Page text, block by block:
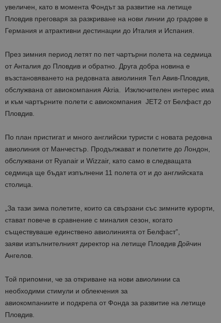
увеличен, като в момента Фондът за развитие на летище
Пловдив преговаря за разкриване на нови линии до градове в
Германия и атрактивни дестинации до Италия и Испания.
През зимния период летят по пет чартърни полета на седмица
от Анталия до Пловдив и обратно. Друга добра новина е
възстановяването на редовната авиолиния Тел Авив-Пловдив,
обслужвана от авиокомпания Akria. Изключителен интерес има
и към чартърните полети с авиокомпания JET2 от Белфаст до
Пловдив.
По план пристигат и много английски туристи с новата редовна
авиолиния от Манчестър. Продължават и полетите до Лондон,
обслужвани от Ryanair и Wizzair, като само в следващата
седмица ще бъдат изпълнени 11 полета от и до английската
столица.
„За тази зима полетите, които са свързани със зимните курорти,
стават повече в сравнение с миналия сезон, когато
съществуваше единствено авиолинията от Белфаст”,
заяви изпълнителният директор на летище Пловдив Дойчин
Ангелов.
Той припомни, че за откриване на нови авиолинии са
необходими стимули и облекчения за
авиокомпаниите и подкрепа от Фонда за развитие на летище
Пловдив.